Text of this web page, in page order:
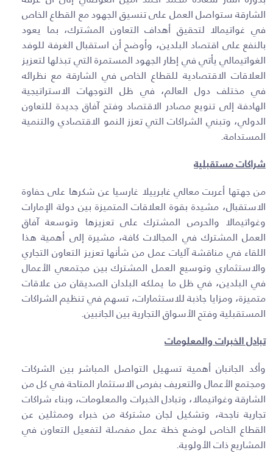
الشارقة ستواصل العمل على تنسيق الجهود مع القطاع الخاص
في غواتيمالا لتحقيق أهداف التعاون المشترك، بما يعود
بالنفع على اقتصاد البلدين، وأوضح أن استقبال الغرفة للوفد
الغواتيمالي يأتي في إطار الجهود المستمرة التي تبذلها لتعزيز
العلاقات الاقتصادية للقطاع الخاص في الشارقة مع نظرائه
في مختلف دول العالم، في ظل التوجهات الاستراتيجية
الهادفة إلى تنويع مصادر الاقتصاد وفتح آفاق جديدة للتعاون
الدولي، وتبني الشراكات التي تعزز النمو الاقتصادي والتنمية
المستدامة.
شراكات مستقبلية
من جهتها أعربت معالي غابرييلا غارسيا عن شكرها على حفاوة
الاستقبال، مشيدة بقوة العلاقات المتميزة بين دولة الإمارات
وغواتيمالا والحرص المشترك على تعزيزها وتوسعة آفاق
العمل المشترك في المجالات كافة، مشيرة إلى أهمية هذا
اللقاء في مناقشة آليات عمل من شأنها تعزيز التعاون التجاري
والاستثماري وتوسيع العمل المشترك بين مجتمعي الأعمال
في البلدين، في ظل ما يملكه البلدان الصديقان من علاقات
متميزة، ومزايا جاذبة للاستثمارات، تسهم في تنظيم الشراكات
المستقبلية وفتح الأسواق التجارية بين الجانبين.
تبادل الخبرات والمعلومات
وأكد الجانبان أهمية تسهيل التواصل المباشر بين الشركات
ومجتمع الأعمال والتعريف بفرص الاستثمار المتاحة في كل من
الشارقة وغواتيمالا، وتبادل الخبرات والمعلومات، وبناء شراكات
تجارية ناجحة، وتشكيل لجان مشتركة من خبراء وممثلين عن
القطاع الخاص لوضع خطة عمل مفصلة لتفعيل التعاون في
المشاريع ذات الأولوية.